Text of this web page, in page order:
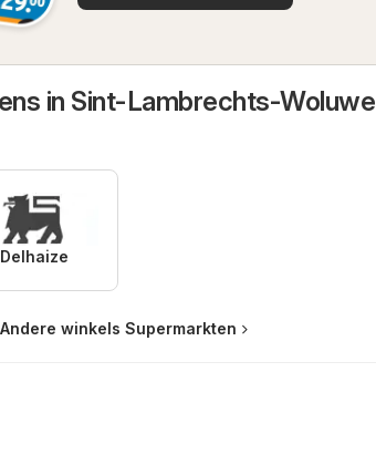
in Sint-Lambrechts-Woluwe
Delhaize
Andere winkels Supermarkten